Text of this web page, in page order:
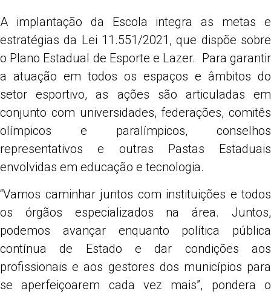
A implantação da Escola integra as metas e
estratégias da Lei 11.551/2021, que dispõe sobre
o Plano Estadual de Esporte e Lazer. Para garantir
a atuação em todos os espaços e âmbitos do
setor esportivo, as ações são articuladas em
conjunto com universidades, federações, comitês
olímpicos e paralímpicos, conselhos
representativos e outras Pastas Estaduais
envolvidas em educação e tecnologia.
“Vamos caminhar juntos com instituições e todos
os órgãos especializados na área. Juntos,
podemos avançar enquanto política pública
contínua de Estado e dar condições aos
profissionais e aos gestores dos municípios para
se aperfeiçoarem cada vez mais”, pondera o